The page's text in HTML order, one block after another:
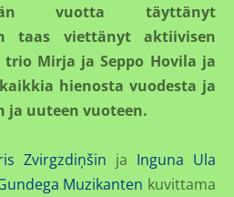
vuotta täyttänyt
taas viettänyt aktiivisen
trio Mirja ja Seppo Hovila ja
hienosta vuodesta ja
uuteen vuoteen.
Zvirgzdiņšin ja Inguna Ula
Muzikanten kuvittama